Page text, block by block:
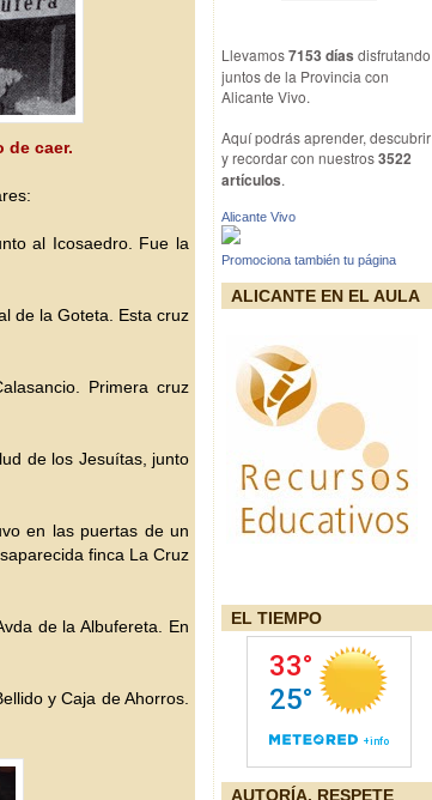
de caer.
al Icosaedro. Fue la
de la Goteta. Esta cruz
Primera cruz
de los Jesuítas, junto
en las puertas de un
finca La Cruz
de la Albufereta. En
y Caja de Ahorros.
Llevamos7153 días disfrutando
juntos de la Provincia con
Alicante Vivo.
Aquí podrás aprender, descubrir
y recordar con nuestros3522
artículos.
Alicante Vivo
Promociona también tu página
ALICANTE EN EL AULA
EL TIEMPO
AUTORÍA. RESPETE